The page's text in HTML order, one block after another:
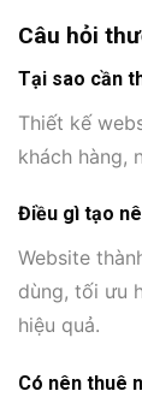
Câu hỏi
Tại sao cần
Thiết kế
khách hàng,
Điều gì tạo
Website
dùng, tối ưu
hiệu quả.
Có nên thuê